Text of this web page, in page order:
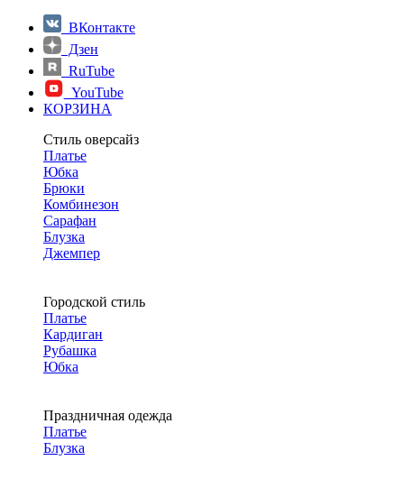
ВКонтакте
Дзен
RuTube
YouTube
КОРЗИНА
Стиль оверсайз
Платье
Юбка
Брюки
Комбинезон
Сарафан
Блузка
Джемпер
Городской стиль
Платье
Кардиган
Рубашка
Юбка
Праздничная одежда
Платье
Блузка